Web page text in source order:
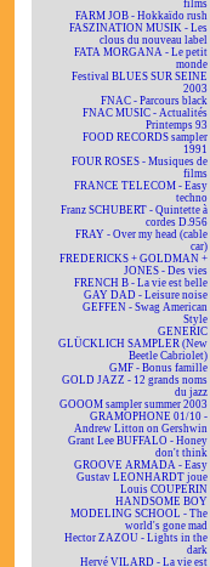
films
FARM JOB - Hokkaïdo rush
FASZINATION MUSIK - Les
clous du nouveau label
FATA MORGANA - Le petit
monde
Festival BLUES SUR SEINE
2003
FNAC - Parcours black
FNAC MUSIC - Actualités
Printemps 93
FOOD RECORDS sampler
1991
FOUR ROSES - Musiques de
films
FRANCE TELECOM - Easy
techno
Franz SCHUBERT - Quintette à
cordes D.956
FRAY - Over my head (cable
car)
FREDERICKS + GOLDMAN +
JONES - Des vies
FRENCH B - La vie est belle
GAY DAD - Leisure noise
GEFFEN - Swag American
Style
GENERIC
GLÜCKLICH SAMPLER (New
Beetle Cabriolet)
GMF - Bonus famille
GOLD JAZZ - 12 grands noms
du jazz
GOOOM sampler summer 2003
GRAMOPHONE 01/10 -
Andrew Litton on Gershwin
Grant Lee BUFFALO - Honey
don't think
GROOVE ARMADA - Easy
Gustav LEONHARDT joue
Louis COUPERIN
HANDSOME BOY
MODELING SCHOOL - The
world's gone mad
Hector ZAZOU - Lights in the
dark
Hervé VILARD - La vie est